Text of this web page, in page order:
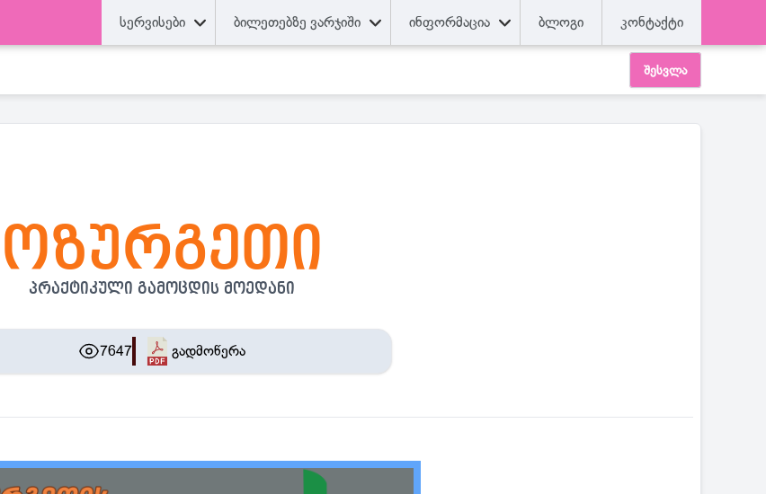
სერვისები ბილეთებზე ვარჯიში ინფორმაცია ბლოგი კონტაქტი
შესვლა
ოზურგეთი
პრაქტიკული გამოცდის მოედანი
7647 გადმოწერა